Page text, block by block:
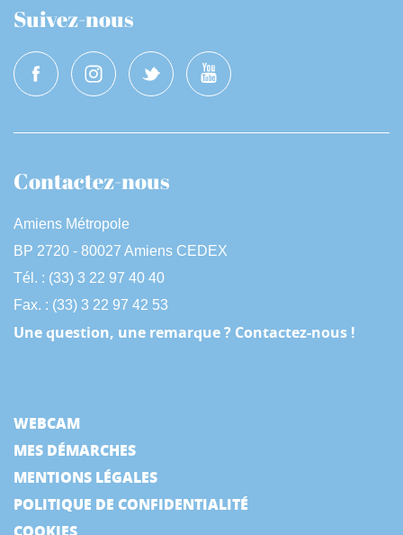
Suivez-nous
Contactez-nous
Amiens Métropole
BP 2720 - 80027 Amiens CEDEX
Tél. : (33) 3 22 97 40 40
Fax. : (33) 3 22 97 42 53
Une question, une remarque ? Contactez-nous !
WEBCAM
MES DÉMARCHES
MENTIONS LÉGALES
POLITIQUE DE CONFIDENTIALITÉ
COOKIES